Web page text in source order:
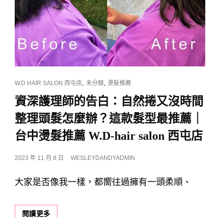
CAT
LINKS
W.D HAIR SALON 西屯店, 未分類, 燙髮推薦
資深護理師的告白：自然捲又沒時間
整理頭髮怎麼辦？這款髮型最推薦｜
台中燙髮推薦 W.D-hair salon 西屯店
POSTED
2023 年 11 月 8 日 WESLEYDANDYADMIN
大家是否像我一樣，都嚮往過擁有一頭柔順、
閱讀更多資